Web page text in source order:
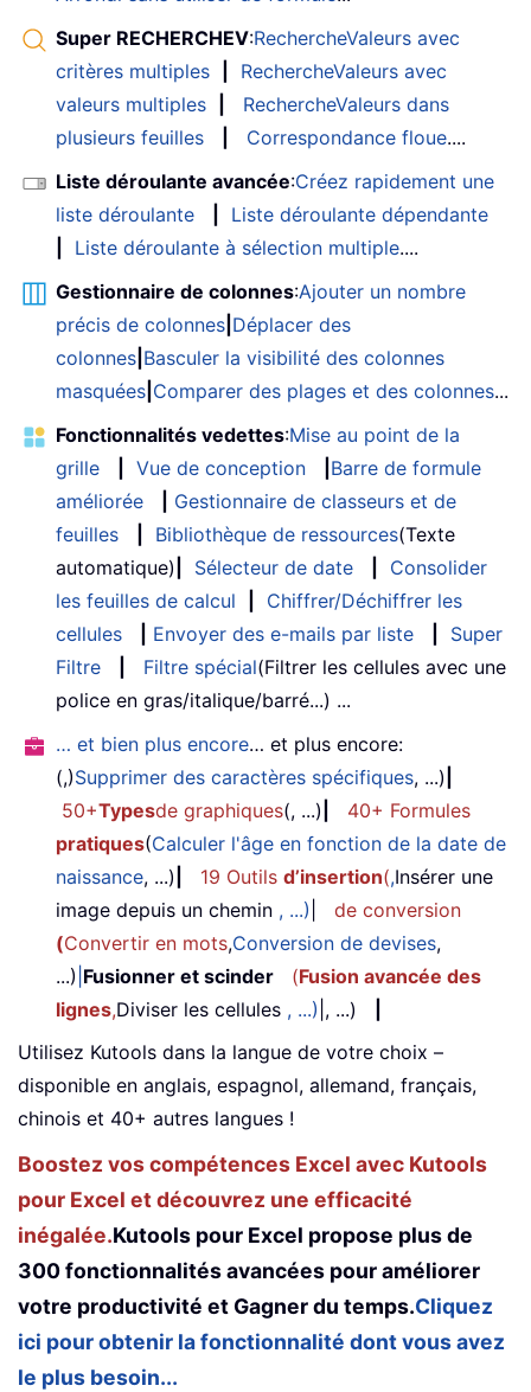
Super RECHERCHEV:RechercheValeurs avec
critères multiples
RechercheValeurs avec
valeurs multiples
RechercheValeurs dans
plusieurs feuilles
Correspondance floue....
Liste déroulante avancée:Créez rapidement une
liste déroulante
Liste déroulante dépendante
Liste déroulante à sélection multiple....
Gestionnaire de colonnes:Ajouter un nombre
précis de colonnes Déplacer des
colonnes Basculer la visibilité des colonnes
masquées Comparer des plages et des colonnes...
Fonctionnalités vedettes:Mise au point de la
grille
Vue de conception
Barre de formule
améliorée
Gestionnaire de classeurs et de
feuilles
Bibliothèque de ressources(Texte
automatique)
Sélecteur de date
Consolider
les feuilles de calcul
Chiffrer/Déchiffrer les
cellules
Envoyer des e-mails par liste
Super
Filtre
Filtre spécial(Filtrer les cellules avec une
police en gras/italique/barré...) ...
… et bien plus encore… et plus encore:
(,)Supprimer des caractères spécifiques, ...)
50+Typesde graphiques(, ...)
40+ Formules
pratiques(Calculer l'âge en fonction de la date de
naissance, ...) 19 Outils d’insertion(,Insérer une
image depuis un chemin , ...)
de conversion
(Convertir en mots,Conversion de devises,
...) Fusionner et scinder (Fusion avancée des
lignes,Diviser les cellules , ...) |, ...)
Utilisez Kutools dans la langue de votre choix –
disponible en anglais, espagnol, allemand, français,
chinois et 40+ autres langues !
Boostez vos compétences Excel avec Kutools
pour Excel et découvrez une efficacité
inégalée.Kutools pour Excel propose plus de
300 fonctionnalités avancées pour améliorer
votre productivité et Gagner du temps.Cliquez
ici pour obtenir la fonctionnalité dont vous avez
le plus besoin...